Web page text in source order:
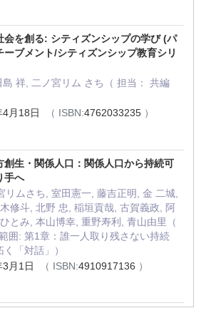
会を創る: シティズンシップの学び (パ
ーブメント/シティズンシップ教育シリ
祥, 二ノ宮リム さち（ 担当： 共編
月18日
（ ISBN:4762033235 ）
創生・関係人口：関係人口から持続可
手へ
リムさち, 室田憲一, 藤吉正明, 金 二城,
修斗, 北野 忠, 稲垣貢哉, 古賀義政, 阿
とみ, 本山博幸, 重野寿利, 青山由里（
囲: 第1章：誰一人取り残さない持続
「対話」）
3月1日
（ ISBN:4910917136 ）